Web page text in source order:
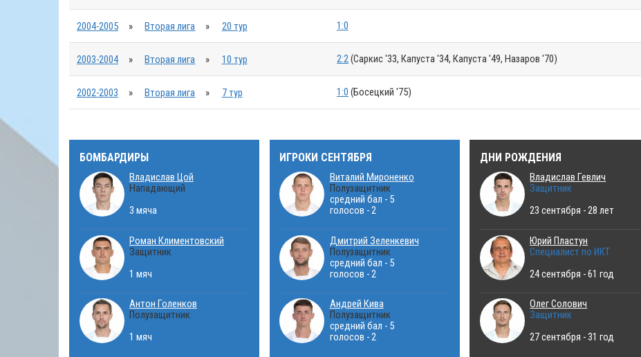
2004-2005 » Вторая лига » 20 тур 1:0
2003-2004 » Вторая лига » 10 тур 2:2 (Саркис '33, Капуста '34, Капуста '49, Назаров '70)
2002-2003 » Вторая лига » 7 тур 1:0 (Босецкий '75)
БОМБАРДИРЫ
Владислав Цой
Нападающий
3 мяча
Роман Климентовский
Защитник
1 мяч
Антон Голенков
Полузащитник
1 мяч
ИГРОКИ СЕНТЯБРЯ
Виталий Мироненко
Полузащитник
средний бал - 5
голосов - 2
Дмитрий Зеленкевич
Полузащитник
средний бал - 5
голосов - 2
Андрей Кива
Полузащитник
средний бал - 5
голосов - 2
ДНИ РОЖДЕНИЯ
Владислав Гевлич
Защитник
23 сентября - 28 лет
Юрий Пластун
Специалист по ИКТ
24 сентября - 61 год
Олег Солович
Защитник
27 сентября - 31 год